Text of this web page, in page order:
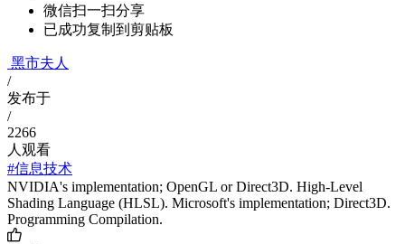
微信扫一扫分享
已成功复制到剪贴板
黑市夫人
/
发布于
/
2266
人观看
#信息技术
NVIDIA's implementation; OpenGL or Direct3D. High-Level
Shading Language (HLSL). Microsoft's implementation; Direct3D.
Programming Compilation.